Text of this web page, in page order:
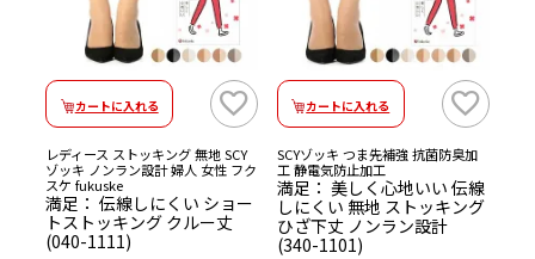
カートに入れる
レディース ストッキング 無地 SCY
ゾッキ ノンラン設計 婦人 女性 フク
スケ fukuske
満足： 伝線しにくい ショー
トストッキング クルー丈
(040-1111)
カートに入れる
SCYゾッキ つま先補強 抗菌防臭加
工 静電気防止加工
満足： 美しく心地いい 伝線
しにくい 無地 ストッキング
ひざ下丈 ノンラン設計
(340-1101)